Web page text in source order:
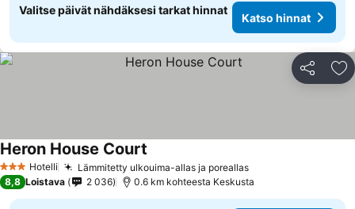
Valitse päivät nähdäksesi tarkat hinnat
Katso hinnat
Jaa
3 Tähtiluokitus
Hotelli Lämmitetty ulkouima-allas ja poreallas
Heron House Court
8,8 Loistava 2 036 0.6 km kohteesta Keskusta